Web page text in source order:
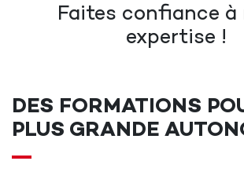
Faites confiance à
expertise !
DES FORMATIONS
PLUS GRANDE